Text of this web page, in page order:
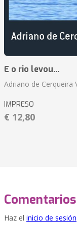
E o rio levou...
Adriano de Cerqueira
IMPRESO
€ 12,80
Comentarios
Haz el inicio de sesión